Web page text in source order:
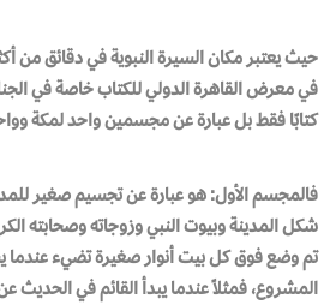
حيث يعتبر مكان السيرة النبوية في دقائق من
في معرض القاهرة الدولي للكتاب خاصة في
كتابًا فقط بل عبارة عن مجسمين واحد لمكة
فالمجسم الأول: هو عبارة عن تجسيم صغير
شكل المدينة وبيوت النبي وزوجاته وصحابته
تم وضع فوق كل بيت أنوار صغيرة تضيء عندما
المشروع، فمثلاً عندما يبدأ القائم في